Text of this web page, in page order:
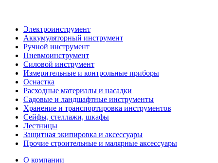
Электроинструмент
Аккумуляторный инструмент
Ручной инструмент
Пневмоинструмент
Силовой инструмент
Измерительные и контрольные приборы
Оснастка
Расходные материалы и насадки
Садовые и ландшафтные инструменты
Хранение и транспортировка инструментов
Сейфы, стеллажи, шкафы
Лестницы
Защитная экипировка и аксессуары
Прочие строительные и малярные аксессуары
О компании